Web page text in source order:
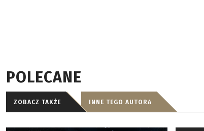
POLECANE
ZOBACZ TAKŻE INNE TEGO AUTORA